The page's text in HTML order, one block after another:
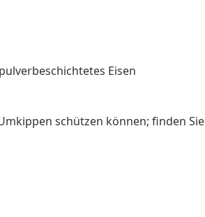
Eisen
schützen können; finden Sie